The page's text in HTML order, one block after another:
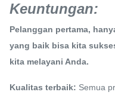
Keuntungan:
Pelanggan pertama,
yang baik bisa kita
kita melayani Anda.
Kualitas terbaik: Semua